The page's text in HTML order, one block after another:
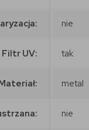
nie
Filtr UV: tak
metal
nie